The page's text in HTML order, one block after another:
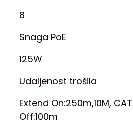
8
Snaga PoE
125W
Udaljenost trošila
Extend On:250m,10M,
Off:100m